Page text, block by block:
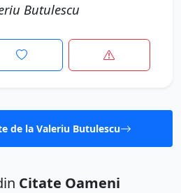
Butulescu
de la Valeriu Butulescu
Citate Oameni